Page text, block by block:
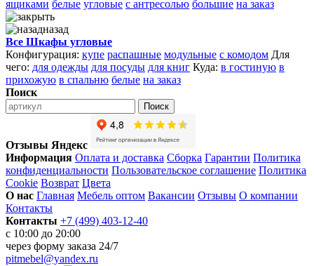
ящиками белые угловые с антресолью большие на заказ
назад
Все Шкафы угловые
Конфигурация: купе распашные модульные с комодом Для
чего: для одежды для посуды для книг Куда: в гостиную в
прихожую в спальню белые на заказ
Поиск
Поиск
Отзывы Яндекс
Информация Оплата и доставка Сборка Гарантии Политика
конфиденциальности Пользовательское соглашение Политика
Cookie Возврат Цвета
О нас Главная Мебель оптом Вакансии Отзывы О компании
Контакты
Контакты +7 (499) 403-12-40
с 10:00 до 20:00
через форму заказа 24/7
pitmebel@yandex.ru